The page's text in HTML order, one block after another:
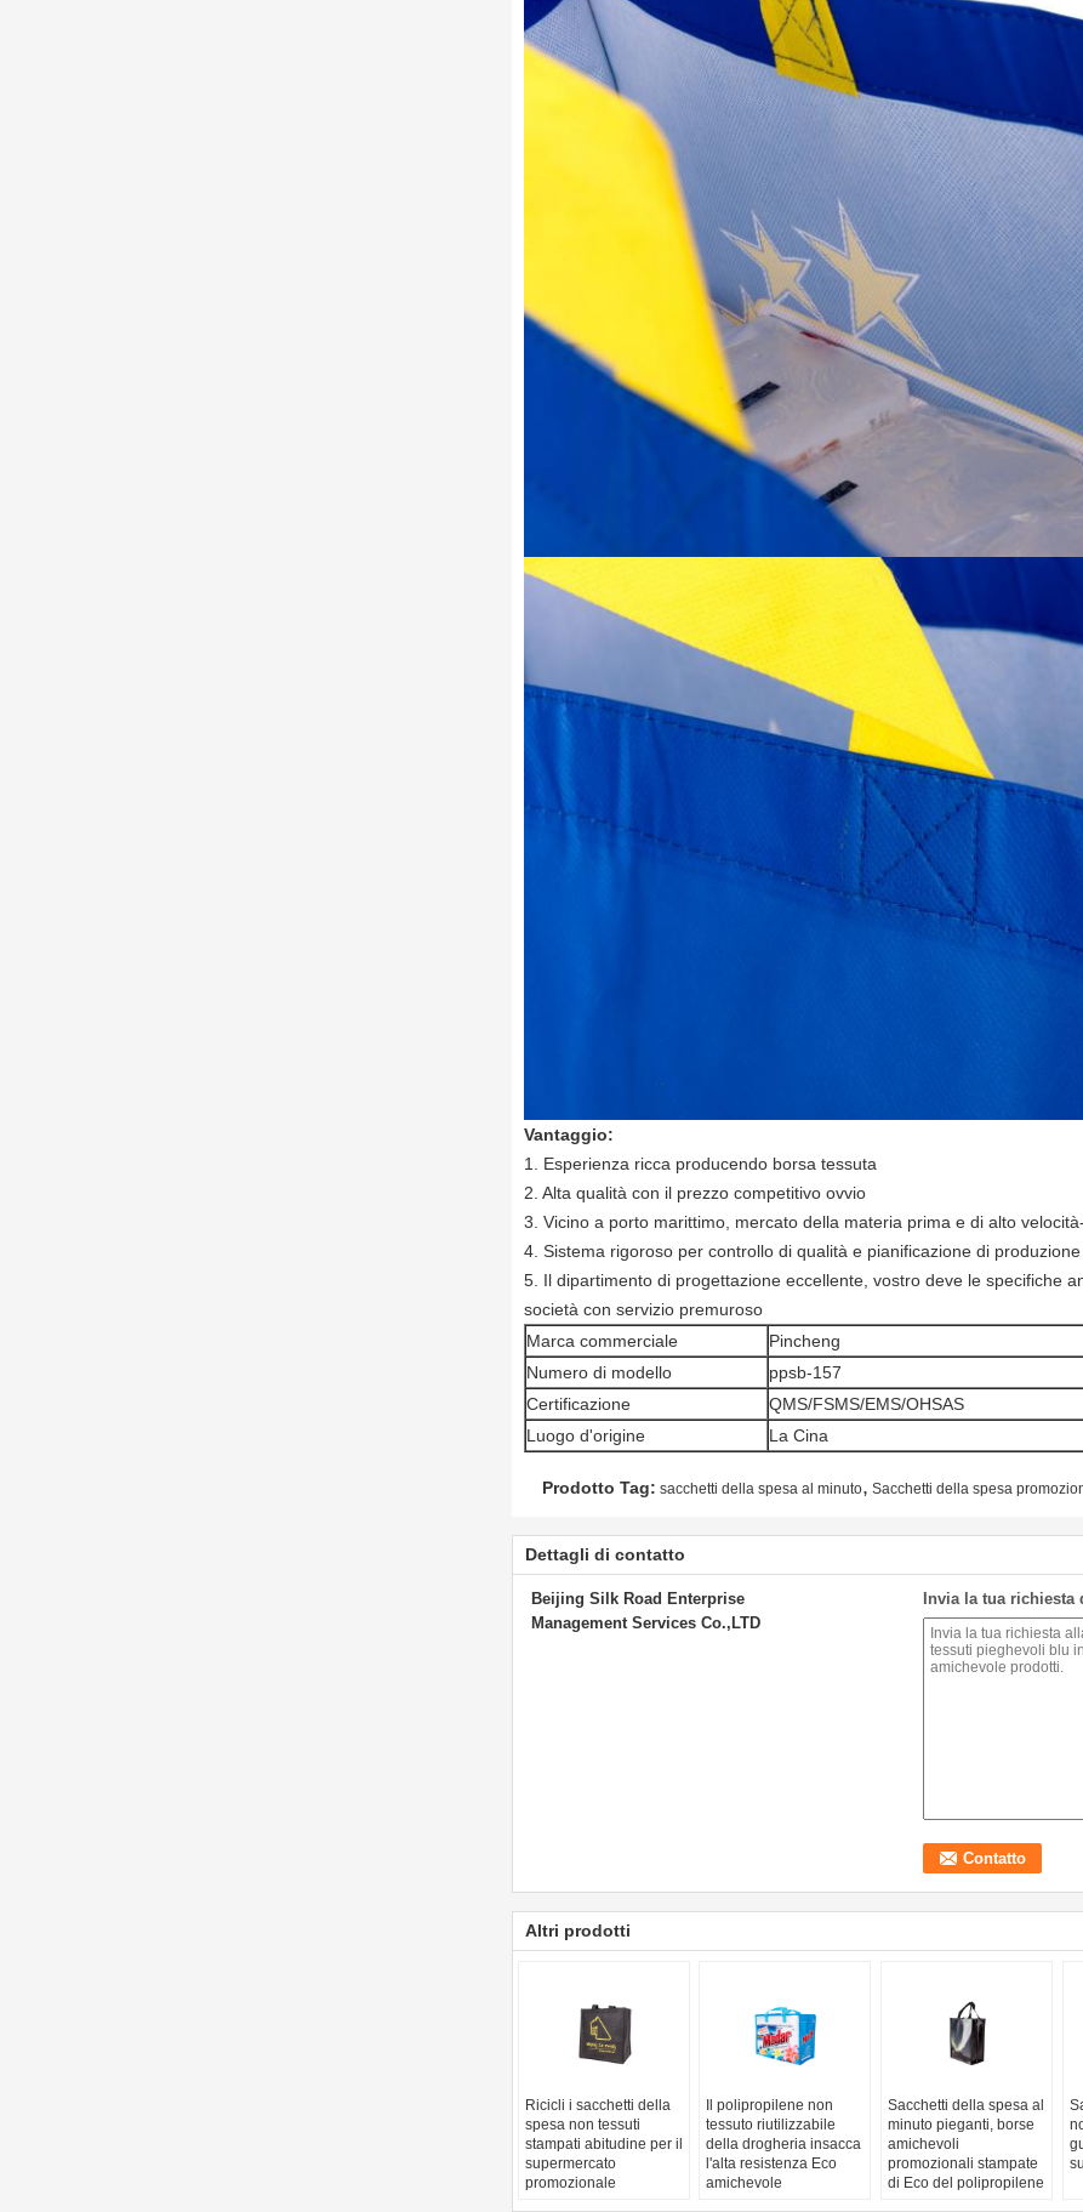
Vantaggio:
1. Esperienza ricca producendo borsa tessuta
2. Alta qualità con il prezzo competitivo ovvio
3. Vicino a porto marittimo, mercato della materia prima e di alto
4. Sistema rigoroso per controllo di qualità e pianificazione di
5. Il dipartimento di progettazione eccellente, vostro deve le specifiche
società con servizio premuroso
Marca commerciale
Pincheng
Numero di modello
ppsb-157
Certificazione
QMS/FSMS/EMS/OHSAS
Luogo d'origine
La Cina
Prodotto Tag: sacchetti della spesa al minuto, Sacchetti della spesa
Dettagli di contatto
Beijing Silk Road Enterprise
Management Services Co.,LTD
Invia la tua richiesta
Altri prodotti
Ricicli i sacchetti della
spesa non tessuti
stampati abitudine per il
supermercato
promozionale
Il polipropilene non
tessuto riutilizzabile
della drogheria insacca
l'alta resistenza Eco
amichevole
Sacchetti della spesa al
minuto pieganti, borse
amichevoli
promozionali stampate
di Eco del polipropilene